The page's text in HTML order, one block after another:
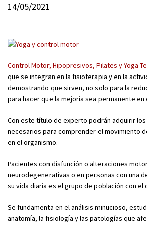
14/05/2021
Control Motor, Hipopresivos, Pilates y Yoga
que se integran en la fisioterapia y en la
demostrando que sirven, no solo para la
para hacer que la mejoría sea permanente en
Con este título de experto podrán adquirir
necesarios para comprender el movimiento
en el organismo.
Pacientes con disfunción o alteraciones
neurodegenerativas o en personas con una
su vida diaria es el grupo de población con el
Se fundamenta en el análisis minucioso,
anatomía, la fisiología y las patologías que